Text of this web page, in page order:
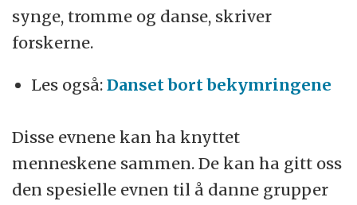
synge, tromme og danse, skriver
forskerne.
Les også:Danset bort bekymringene
Disse evnene kan ha knyttet
menneskene sammen. De kan ha gitt oss
den spesielle evnen til å danne grupper